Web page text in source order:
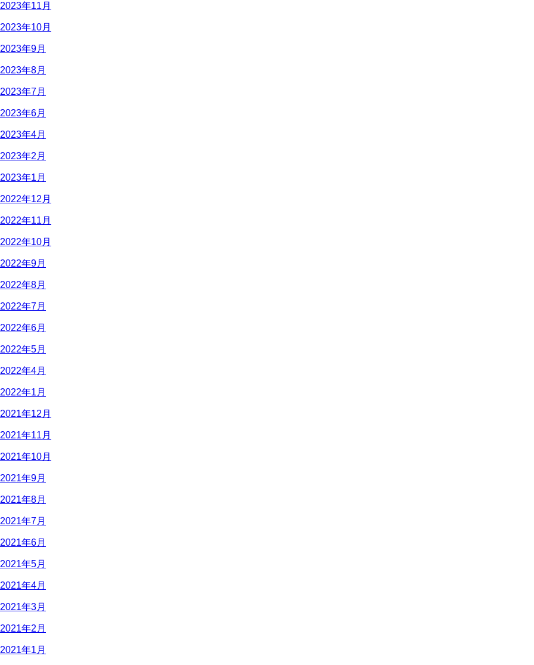
2023年11月
2023年10月
2023年9月
2023年8月
2023年7月
2023年6月
2023年4月
2023年2月
2023年1月
2022年12月
2022年11月
2022年10月
2022年9月
2022年8月
2022年7月
2022年6月
2022年5月
2022年4月
2022年1月
2021年12月
2021年11月
2021年10月
2021年9月
2021年8月
2021年7月
2021年6月
2021年5月
2021年4月
2021年3月
2021年2月
2021年1月